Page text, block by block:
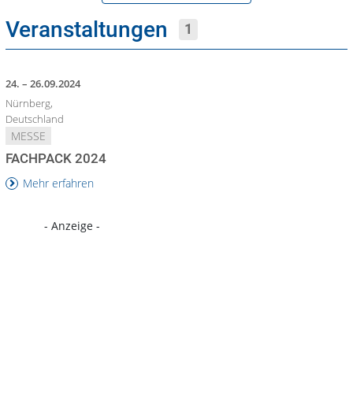
Veranstaltungen 1
24. – 26.09.2024
Nürnberg,
Deutschland
MESSE
FACHPACK 2024
Mehr erfahren
- Anzeige -